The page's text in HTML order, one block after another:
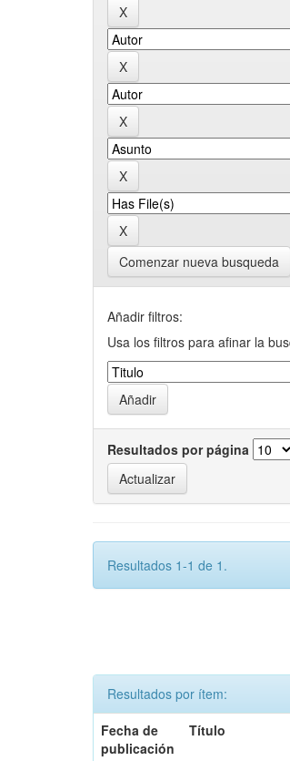
Comenzar nueva busqueda
Añadir filtros:
Usa los filtros para afinar la
Resultados por página
Resultados 1-1 de 1.
Resultados por ítem:
Fecha de
publicación
Título